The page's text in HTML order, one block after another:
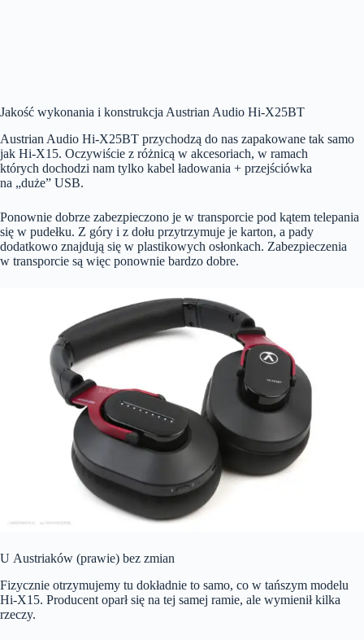
Jakość wykonania i konstrukcja Austrian Audio Hi-X25BT
Austrian Audio Hi-X25BT przychodzą do nas zapakowane tak samo
jak Hi-X15. Oczywiście z różnicą w akcesoriach, w ramach
których dochodzi nam tylko kabel ładowania + przejściówka
na „duże” USB.
Ponownie dobrze zabezpieczono je w transporcie pod kątem telepania
się w pudełku. Z góry i z dołu przytrzymuje je karton, a pady
dodatkowo znajdują się w plastikowych osłonkach. Zabezpieczenia
w transporcie są więc ponownie bardzo dobre.
U Austriaków (prawie) bez zmian
Fizycznie otrzymujemy tu dokładnie to samo, co w tańszym modelu
Hi-X15. Producent oparł się na tej samej ramie, ale wymienił kilka
rzeczy.